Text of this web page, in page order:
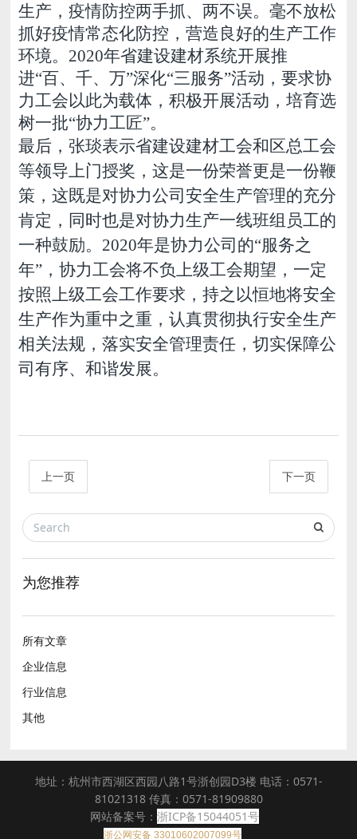
生产，疫情防控两手抓、两不误。毫不放松
抓好疫情常态化防控，营造良好的生产工作
环境。2020年省建设建材系统开展推
进“百、千、万”深化“三服务”活动，要求协
力工会以此为载体，积极开展活动，培育选
树一批“协力工匠”。
最后，张琰表示省建设建材工会和区总工会
等领导上门授奖，这是一份荣誉更是一份鞭
策，这既是对协力公司安全生产管理的充分
肯定，同时也是对协力生产一线班组员工的
一种鼓励。2020年是协力公司的“服务之
年”，协力工会将不负上级工会期望，一定
按照上级工会工作要求，持之以恒地将安全
生产作为重中之重，认真贯彻执行安全生产
相关法规，落实安全管理责任，切实保障公
司有序、和谐发展。
上一页 下一页
为您推荐
所有文章
企业信息
行业信息
其他
地址：杭州市西湖区西园八路1号浙创园D3楼 电话：0571-
81021318 传真：0571-81909880
网站备案号： 浙ICP备15044051号
浙公网安备 33010602007099号